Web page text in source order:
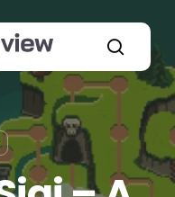
search